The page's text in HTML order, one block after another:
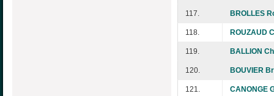
117. BROLLES
118. ROUZAUD
119. BALLION
120. BOUVIER
121. CANONGE